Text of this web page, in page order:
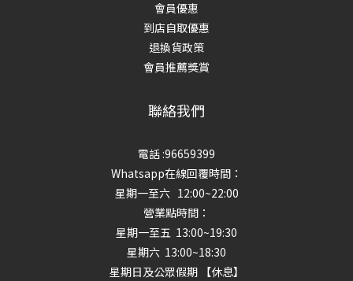
會員優惠
到店自取優惠
退換貨政策
會員推薦獎賞
聯絡我們
電話 :96659399
Whatsapp在線回覆時間：
星期一至六 12:00~22:00
營業點時間：
星期一至五 13:00~19:30
星期六 13:00~18:30
星期日及公眾假期 【休息】